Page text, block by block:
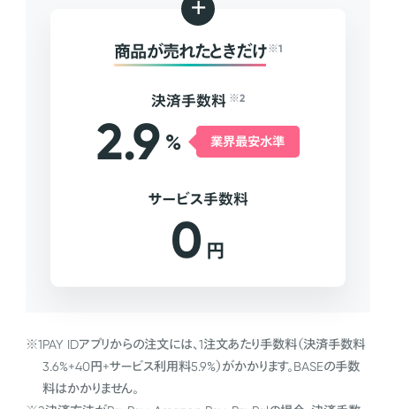
+
商品が売れたときだけ ※1
決済手数料 ※2
2.9 % 業界最安水準
サービス手数料
0 円
※1PAY IDアプリからの注文には、1注文あたり手数料（決済手数料
3.6%+40円+サービス利用料5.9%）がかかります。BASEの手数
料はかかりません。